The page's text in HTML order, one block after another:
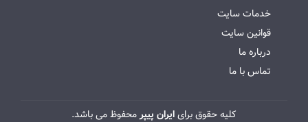
خدمات سایت
قوانین سایت
درباره ما
تماس با ما
کلیه حقوق برایایران پیپرمحفوظ می باشد.